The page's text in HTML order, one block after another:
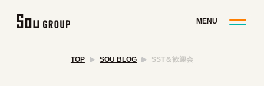
TOP SOU BLOG SST＆歓迎会